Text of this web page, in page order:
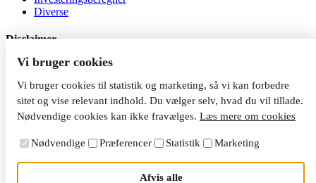
Diverse
Disclaimer
Al investering er behæftet med risiko. Jeg er ikke
investeringsrådgiver, og indholdet på siden må ikke betragtes som
investeringsrådgivning. Du kan tabe dine penge, når du investerer.
Vi bruger cookies
Vi bruger cookies til statistik og marketing, så vi kan forbedre
sitet og vise relevant indhold. Du vælger selv, hvad du vil tillade.
Nødvendige cookies kan ikke fravælges. Læs mere om cookies
Nødvendige Præferencer Statistik Marketing
Afvis alle